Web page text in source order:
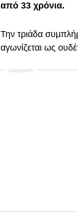
από 33 χρόνια.
Την τριάδα
αγωνίζεται ως